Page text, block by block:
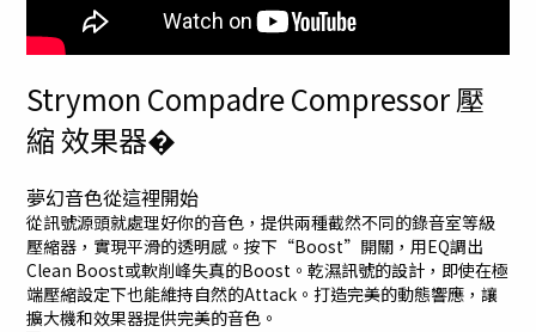
Strymon Compadre Compressor 壓
縮 效果器�
夢幻音色從這裡開始
從訊號源頭就處理好你的音色，提供兩種截然不同的錄音室等級
壓縮器，實現平滑的透明感。按下“Boost”開關，用EQ調出
Clean Boost或軟削峰失真的Boost。乾濕訊號的設計，即使在極
端壓縮設定下也能維持自然的Attack。打造完美的動態響應，讓
擴大機和效果器提供完美的音色。